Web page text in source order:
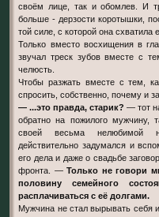
своём лице, так и обомлев. И
больше - дерзости коротышки,
той силе, с которой она схватила
Только вместо восхищения в
звучал треск зубов вместе с
челюсть.
Чтобы разжать вместе с тем,
спросить, собственно, почему и
— ...это правда, старик? — тот
обратно на пожилого мужчину,
своей весьма нелюбимой
действительно задумался и
его дела и даже о свадьбе
фронта. —Только не говори
половину семейного
расплачиваться с её долгами.
Мужчина не стал вырывать себя